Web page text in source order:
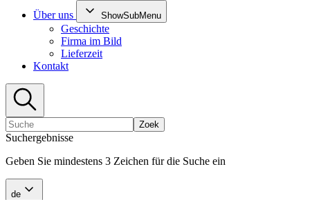
Über uns
ShowSubMenu
Geschichte
Firma im Bild
Lieferzeit
Kontakt
Zoek
Suchergebnisse
Geben Sie mindestens 3 Zeichen für die Suche ein
de